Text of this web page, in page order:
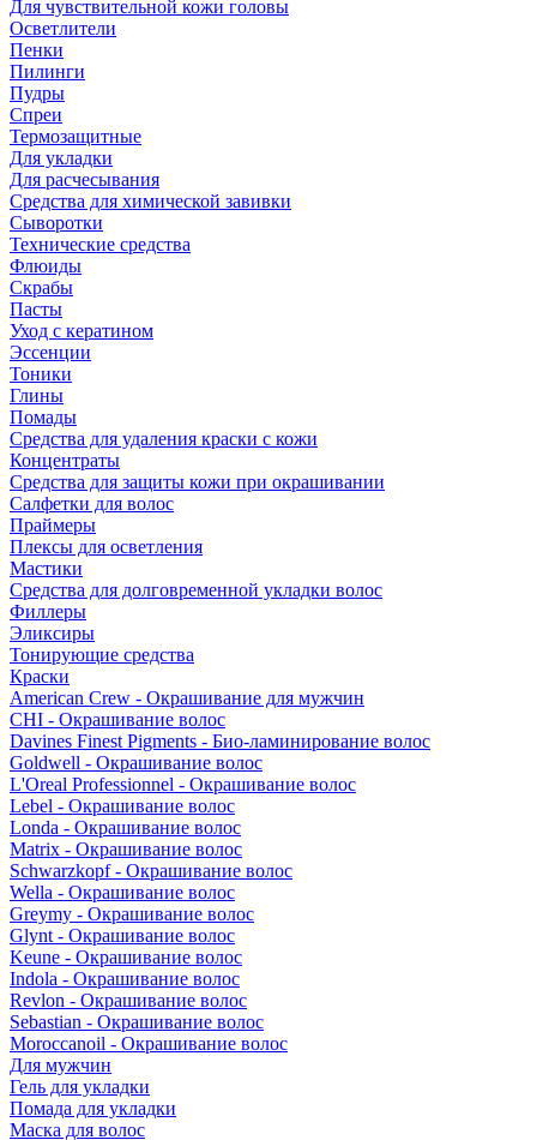
Для чувствительной кожи головы
Осветлители
Пенки
Пилинги
Пудры
Спреи
Термозащитные
Для укладки
Для расчесывания
Средства для химической завивки
Сыворотки
Технические средства
Флюиды
Скрабы
Пасты
Уход с кератином
Эссенции
Тоники
Глины
Помады
Средства для удаления краски с кожи
Концентраты
Средства для защиты кожи при окрашивании
Салфетки для волос
Праймеры
Плексы для осветления
Мастики
Средства для долговременной укладки волос
Филлеры
Эликсиры
Тонирующие средства
Краски
American Crew - Окрашивание для мужчин
CHI - Окрашивание волос
Davines Finest Pigments - Био-ламинирование волос
Goldwell - Окрашивание волос
L'Oreal Professionnel - Окрашивание волос
Lebel - Окрашивание волос
Londa - Окрашивание волос
Matrix - Окрашивание волос
Schwarzkopf - Окрашивание волос
Wella - Окрашивание волос
Greymy - Окрашивание волос
Glynt - Окрашивание волос
Keune - Окрашивание волос
Indola - Окрашивание волос
Revlon - Окрашивание волос
Sebastian - Окрашивание волос
Moroccanoil - Окрашивание волос
Для мужчин
Гель для укладки
Помада для укладки
Маска для волос